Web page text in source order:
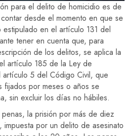
para el delito de homicidio es de
desde el momento en que se
en el artículo 131 del
tener en cuenta que, para
de los delitos, se aplica la
artículo 185 de la Ley de
artículo 5 del Código Civil, que
por meses o años se
sin excluir los días no hábiles.
la prisión por más de diez
impuesta por un delito de asesinato